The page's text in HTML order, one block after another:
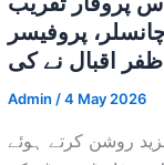
پروفیسر
اقبال نے کی
Admin /4 May 2026
روشن کرتے ہوئے